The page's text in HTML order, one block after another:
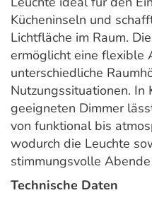
Kücheninseln und
Lichtfläche im Raum.
ermöglicht eine flexible
unterschiedliche
Nutzungssituationen. In
geeigneten Dimmer
von funktional bis
wodurch die Leuchte
stimmungsvolle
Technische Daten